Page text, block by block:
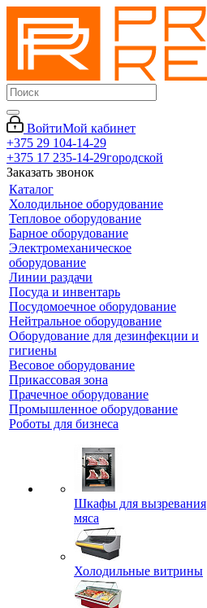
ВойтиМой кабинет
+375 29 104-14-29
+375 17 235-14-29городской
Заказать звонок
Каталог
Холодильное оборудование
Тепловое оборудование
Барное оборудование
Электромеханическое
оборудование
Линии раздачи
Посуда и инвентарь
Посудомоечное оборудование
Нейтральное оборудование
Оборудование для дезинфекции и
гигиены
Весовое оборудование
Прикассовая зона
Прачечное оборудование
Промышленное оборудование
Роботы для бизнеса
Шкафы для вызревания
мяса
Холодильные витрины